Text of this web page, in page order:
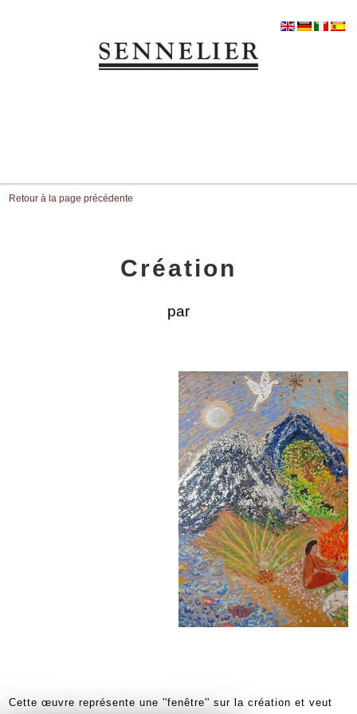
Retour à la page précédente
Création
par
Cette œuvre représente une ''fenêtre'' sur la création et veut